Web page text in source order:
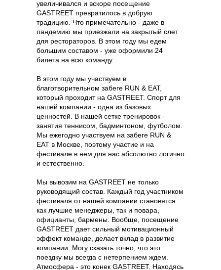
увеличивался и вскоре посещение
GASTREET превратилось в добрую
традицию. Что примечательно - даже в
пандемию мы приезжали на закрытый слет
для рестораторов. В этом году мы едем
большим составом - уже оформили 24
билета на всю команду.
В этом году мы участвуем в
благотворительном забеге RUN & EAT,
который проходит на GASTREET. Спорт для
нашей компании - одна из базовых
ценностей. В нашей сетке тренировок -
занятия теннисом, бадминтоном, футболом.
Мы ежегодно участвуем на забеге RUN &
EAT в Москве, поэтому участие и на
фестивале в нем для нас абсолютно логично
и естественно.
Мы вывозим на GASTREET не только
руководящий состав. Каждый год участником
фестиваля от нашей компании становятся
как лучшие менеджеры, так и повара,
официанты, бармены. Вообще, посещение
GASTREET дает сильный мотивационный
эффект команде, делает вклад в развитие
компании. Могу сказать точно, что это
поездку мы всегда с нетерпением ждем.
Атмосфера - это конек GASTREET. Находясь